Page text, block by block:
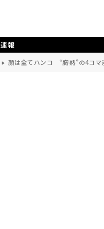
速報
顔は全てハンコ “胸熱”の4コマ